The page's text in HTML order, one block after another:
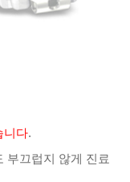
니다.
부끄럽지 않게 진료